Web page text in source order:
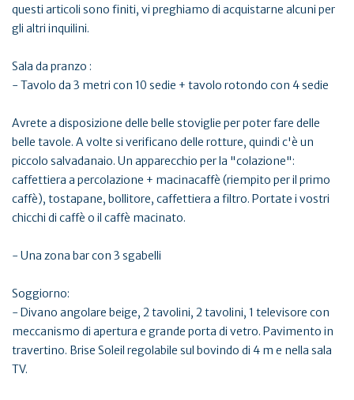
questi articoli sono finiti, vi preghiamo di acquistarne alcuni per
gli altri inquilini.
Sala da pranzo :
- Tavolo da 3 metri con 10 sedie + tavolo rotondo con 4 sedie
Avrete a disposizione delle belle stoviglie per poter fare delle
belle tavole. A volte si verificano delle rotture, quindi c'è un
piccolo salvadanaio. Un apparecchio per la "colazione":
caffettiera a percolazione + macinacaffè (riempito per il primo
caffè), tostapane, bollitore, caffettiera a filtro. Portate i vostri
chicchi di caffè o il caffè macinato.
- Una zona bar con 3 sgabelli
Soggiorno:
- Divano angolare beige, 2 tavolini, 2 tavolini, 1 televisore con
meccanismo di apertura e grande porta di vetro. Pavimento in
travertino. Brise Soleil regolabile sul bovindo di 4 m e nella sala
TV.